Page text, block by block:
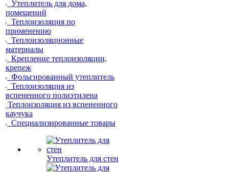
Утеплитель для дома,
помещений
Теплоизоляция по
применению
Теплоизоляционные
материалы
Крепление теплоизоляции,
крепеж
Фольгированный утеплитель
Теплоизоляция из
вспененного полиэтилена
Теплоизоляция из вспененного
каучука
Специализированные товары
Утеплитель для стен